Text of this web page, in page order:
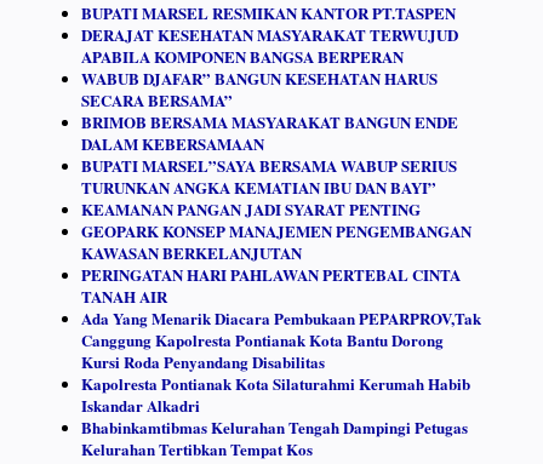
BUPATI MARSEL RESMIKAN KANTOR PT.TASPEN
DERAJAT KESEHATAN MASYARAKAT TERWUJUD
APABILA KOMPONEN BANGSA BERPERAN
WABUB DJAFAR” BANGUN KESEHATAN HARUS
SECARA BERSAMA”
BRIMOB BERSAMA MASYARAKAT BANGUN ENDE
DALAM KEBERSAMAAN
BUPATI MARSEL”SAYA BERSAMA WABUP SERIUS
TURUNKAN ANGKA KEMATIAN IBU DAN BAYI”
KEAMANAN PANGAN JADI SYARAT PENTING
GEOPARK KONSEP MANAJEMEN PENGEMBANGAN
KAWASAN BERKELANJUTAN
PERINGATAN HARI PAHLAWAN PERTEBAL CINTA
TANAH AIR
Ada Yang Menarik Diacara Pembukaan PEPARPROV,Tak
Canggung Kapolresta Pontianak Kota Bantu Dorong
Kursi Roda Penyandang Disabilitas
Kapolresta Pontianak Kota Silaturahmi Kerumah Habib
Iskandar Alkadri
Bhabinkamtibmas Kelurahan Tengah Dampingi Petugas
Kelurahan Tertibkan Tempat Kos